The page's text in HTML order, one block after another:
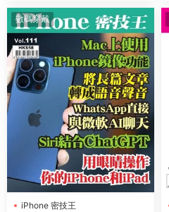
數碼穿戴
iPhone 密技王